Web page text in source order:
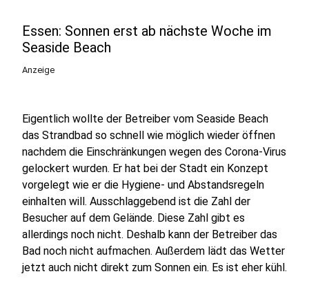
Essen: Sonnen erst ab nächste Woche im
Seaside Beach
Anzeige
Eigentlich wollte der Betreiber vom Seaside Beach
das Strandbad so schnell wie möglich wieder öffnen
nachdem die Einschränkungen wegen des Corona-Virus
gelockert wurden. Er hat bei der Stadt ein Konzept
vorgelegt wie er die Hygiene- und Abstandsregeln
einhalten will. Ausschlaggebend ist die Zahl der
Besucher auf dem Gelände. Diese Zahl gibt es
allerdings noch nicht. Deshalb kann der Betreiber das
Bad noch nicht aufmachen. Außerdem lädt das Wetter
jetzt auch nicht direkt zum Sonnen ein. Es ist eher kühl.